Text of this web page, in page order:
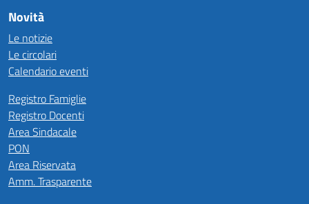
Novità
Le notizie
Le circolari
Calendario eventi
Registro Famiglie
Registro Docenti
Area Sindacale
PON
Area Riservata
Amm. Trasparente